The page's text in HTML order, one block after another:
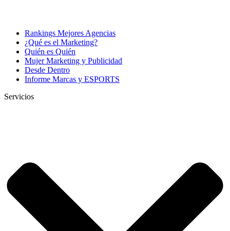
Rankings Mejores Agencias
¿Qué es el Marketing?
Quién es Quién
Mujer Marketing y Publicidad
Desde Dentro
Informe Marcas y ESPORTS
Servicios